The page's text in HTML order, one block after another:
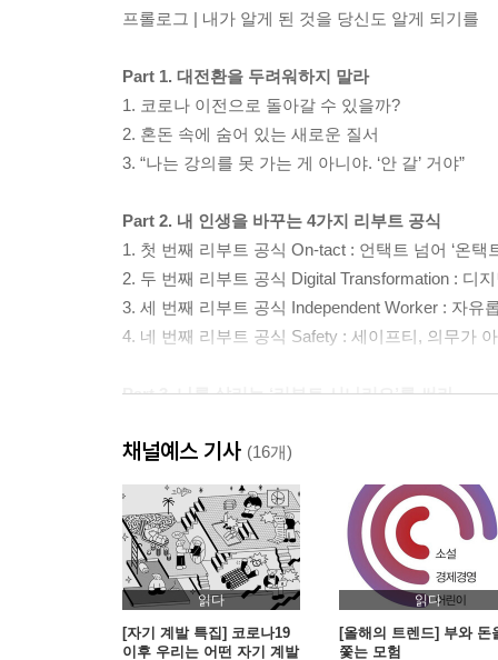
프롤로그 | 내가 알게 된 것을 당신도 알게 되기를
Part 1. 대전환을 두려워하지 말라
1. 코로나 이전으로 돌아갈 수 있을까?
2. 혼돈 속에 숨어 있는 새로운 질서
3. “나는 강의를 못 가는 게 아니야. ‘안 갈’ 거야”
Part 2. 내 인생을 바꾸는 4가지 리부트 공식
1. 첫 번째 리부트 공식 On-tact : 언택트 넘어 ‘온택
2. 두 번째 리부트 공식 Digital Transformation : 디
3. 세 번째 리부트 공식 Independent Worker : 자유
4. 네 번째 리부트 공식 Safety : 세이프티, 의무가
Part 3. 나를 살리는 ‘리부트 시나리오’를 써라
2. 불확실한 시대에 시나리오가 빛난다
3. 나만의 리부트 시나리오 쓰는 법
4. 추격자가 되어 리부트의 속도를 올려라
Part 4. ‘뉴 러너’가 되어야 일자리를 구한다
1. 변화와 나란히 걷는 ‘즉시 교육’의 시대가 왔다
2. 57세 김미경이 파이썬을 배우는 이유
3. 함께 성장할 나만의 ‘팀’을 만들어라
채널예스 기사 (16개)
읽다
[자기 계발 특집] 코로나19
이후 우리는 어떤 자기 계발
읽다
[올해의 트렌드] 부와 돈
쫓는 모험